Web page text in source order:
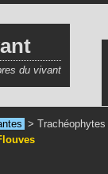
du vivant
> Trachéophytes